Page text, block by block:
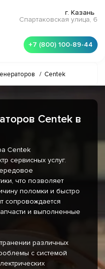
г. Казань
Спартаковская улица, 6
+7 (800) 100-89-44
/ Centek
Centek в
Centek
сервисных услуг.
что позволяет
поломки и быстро
сопровождается
и выполненные
различных
с системой